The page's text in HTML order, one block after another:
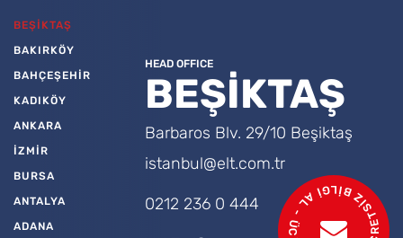
BEŞİKTAŞ
BAKIRKÖY
BAHÇEŞEHİR
KADIKÖY
ANKARA
İZMİR
BURSA
ANTALYA
ADANA
HEAD OFFICE
BEŞİKTAŞ
Barbaros Blv. 29/10 Beşiktaş
istanbul@elt.com.tr
0212 236 0 444